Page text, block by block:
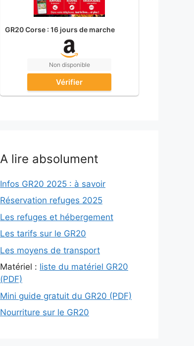
GR20 Corse : 16 jours de marche
Non disponible
Vérifier
A lire absolument
Infos GR20 2025 : à savoir
Réservation refuges 2025
Les refuges et hébergement
Les tarifs sur le GR20
Les moyens de transport
Matériel : liste du matériel GR20
(PDF)
Mini guide gratuit du GR20 (PDF)
Nourriture sur le GR20